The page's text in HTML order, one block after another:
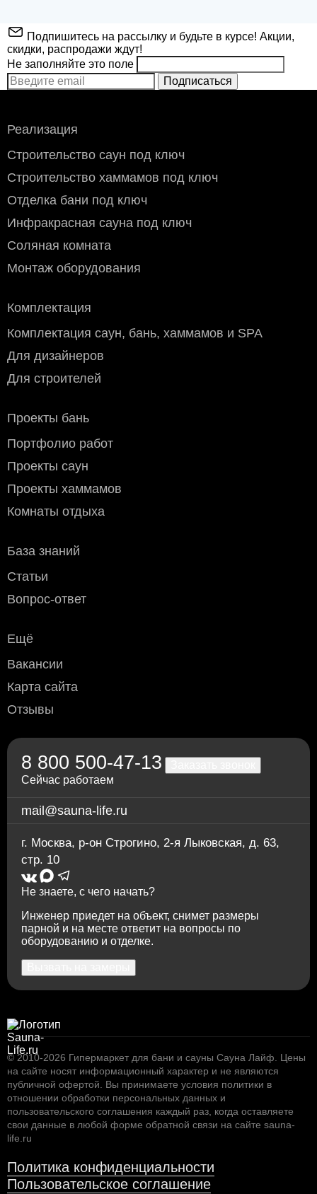
Подпишитесь на рассылку и будьте в курсе! Акции,
скидки, распродажи ждут!
Не заполняйте это поле
Подписаться
Реализация
Строительство саун под ключ
Строительство хаммамов под ключ
Отделка бани под ключ
Инфракрасная сауна под ключ
Соляная комната
Монтаж оборудования
Комплектация
Комплектация саун, бань, хаммамов и SPA
Для дизайнеров
Для строителей
Проекты бань
Портфолио работ
Проекты саун
Проекты хаммамов
Комнаты отдыха
База знаний
Статьи
Вопрос-ответ
Ещё
Вакансии
Карта сайта
Отзывы
8 800 500-47-13
Сейчас работаем
mail@sauna-life.ru
г. Москва, р-он Строгино, 2-я Лыковская, д. 63,
стр. 10
Не знаете, с чего начать?
Инженер приедет на объект, снимет размеры
парной и на месте ответит на вопросы по
оборудованию и отделке.
© 2010-2026 Гипермаркет для бани и сауны Сауна Лайф
Цены
на сайте носят информационный характер и не являются
публичной офертой. Вы принимаете условия политики в
отношении обработки персональных данных и
пользовательского соглашения каждый раз, когда оставляете
свои данные в любой форме обратной связи на сайте sauna-
life.ru
Политика конфиденциальности
Пользовательское соглашение